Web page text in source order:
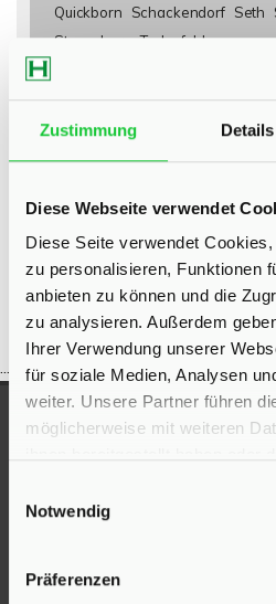
Zustimmung Details
Diese Webseite verwendet
Diese Seite verwendet
zu personalisieren, Funktionen
anbieten zu können und die
zu analysieren. Außerdem
Ihrer Verwendung unserer
für soziale Medien, Analysen
weiter. Unsere Partner führen
möglicherweise mit weiteren
Notwendig
Präferenzen
Quickborn
Schackendorf Seth
Stuvenborn Todesfelde
Eigentumswohnungen Bad
Segeberg
Immo Bad Segeberg
Wohnung suche Bad Segeberg
Segeberg
kaufen Bad Segeberg
Immobilien Bad Segeberg
...
UNSERE